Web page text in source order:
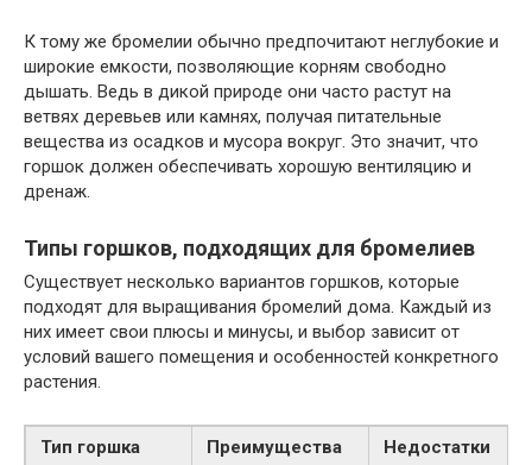
К тому же бромелии обычно предпочитают неглубокие и
широкие емкости, позволяющие корням свободно
дышать. Ведь в дикой природе они часто растут на
ветвях деревьев или камнях, получая питательные
вещества из осадков и мусора вокруг. Это значит, что
горшок должен обеспечивать хорошую вентиляцию и
дренаж.
Типы горшков, подходящих для бромелиев
Существует несколько вариантов горшков, которые
подходят для выращивания бромелий дома. Каждый из
них имеет свои плюсы и минусы, и выбор зависит от
условий вашего помещения и особенностей конкретного
растения.
Тип горшка Преимущества Недостатки